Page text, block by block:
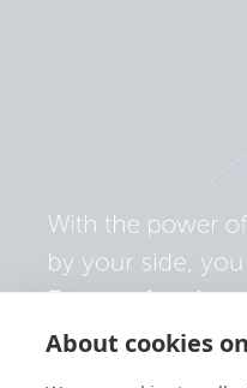
About cookies